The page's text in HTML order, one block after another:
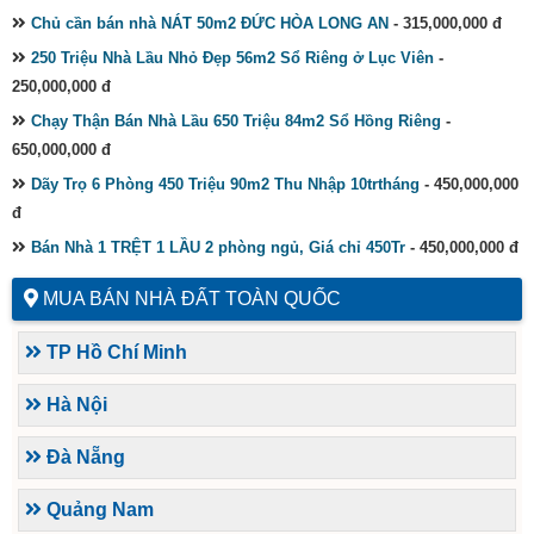
Chủ cần bán nhà NÁT 50m2 ĐỨC HÒA LONG AN - 315,000,000 đ
250 Triệu Nhà Lầu Nhỏ Đẹp 56m2 Sổ Riêng ở Lục Viên -
250,000,000 đ
Chạy Thận Bán Nhà Lầu 650 Triệu 84m2 Sổ Hồng Riêng -
650,000,000 đ
Dãy Trọ 6 Phòng 450 Triệu 90m2 Thu Nhập 10trtháng - 450,000,000
đ
Bán Nhà 1 TRỆT 1 LẦU 2 phòng ngủ, Giá chỉ 450Tr - 450,000,000 đ
MUA BÁN NHÀ ĐẤT TOÀN QUỐC
TP Hồ Chí Minh
Hà Nội
Đà Nẵng
Quảng Nam